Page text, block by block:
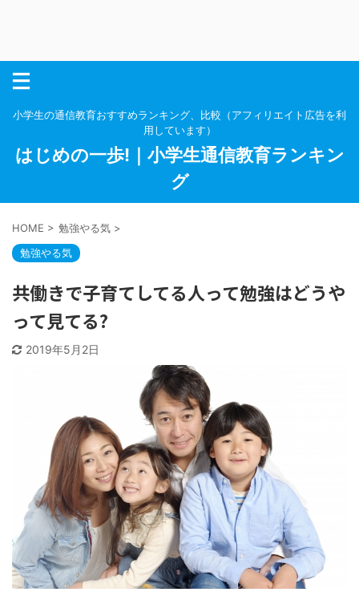
小学生の通信教育おすすめランキング、比較（アフィリエイト広告を利
用しています）
はじめの一歩!｜小学生通信教育ランキン
グ
HOME > 勉強やる気 >
勉強やる気
共働きで子育てしてる人って勉強はどうや
って見てる?
2019年5月2日